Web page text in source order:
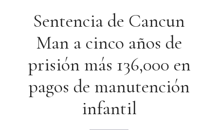
Sentencia de Cancun
Man a cinco años de
prisión más 136,000 en
pagos de manutención
infantil